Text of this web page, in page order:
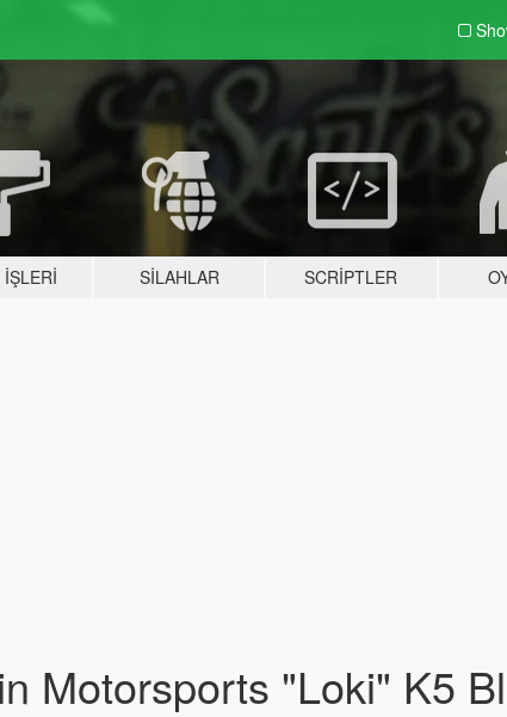
İŞLERI SILAHLAR SCRIPTLER
Motorsports "Loki" K5